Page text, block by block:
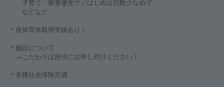
子育て・家事優先で／はじめは日数少なめで
などなど
＊産休育休取得実績あり！
＊施設について
→こだわりは担当にお申し付けください！
＊各種社会保険完備